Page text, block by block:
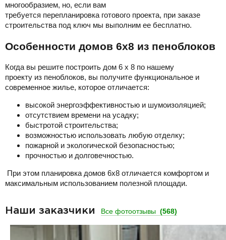
многообразием, но, если вам
требуется перепланировка готового проекта, при заказе
строительства под ключ мы выполним ее бесплатно.
Особенности домов 6х8 из пеноблоков
Когда вы решите построить дом 6 х 8 по нашему
проекту из пеноблоков, вы получите функциональное и
современное жилье, которое отличается:
высокой энергоэффективностью и шумоизоляцией;
отсутствием времени на усадку;
быстротой строительства;
возможностью использовать любую отделку;
пожарной и экологической безопасностью;
прочностью и долговечностью.
При этом планировка домов 6х8 отличается комфортом и
максимальным использованием полезной площади.
Наши заказчики Все фотоотзывы (568)